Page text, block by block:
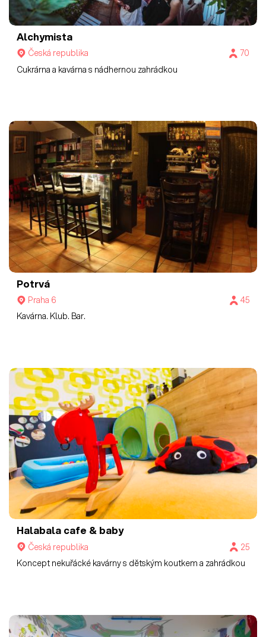
Alchymista
Česká republika
70
Cukrárna a kavárna s nádhernou zahrádkou
Potrvá
Praha 6
45
Kavárna. Klub. Bar.
Halabala cafe & baby
Česká republika
25
Koncept nekuřácké kavárny s dětským koutkem a zahrádkou